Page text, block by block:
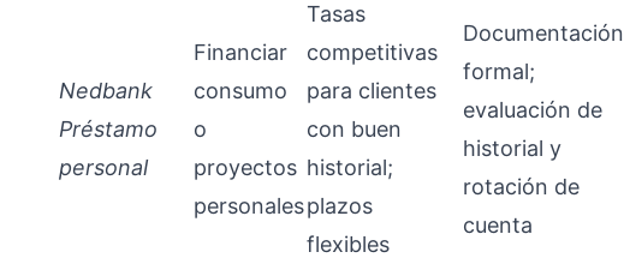
Nedbank
Préstamo
personal
Financiar
consumo
o
proyectos
personales
Tasas
competitivas
para clientes
con buen
historial;
plazos
flexibles
Documentación
formal;
evaluación de
historial y
rotación de
cuenta